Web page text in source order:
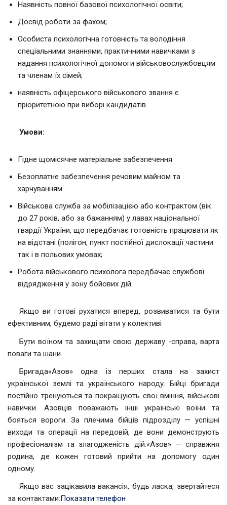
Наявність повної базової психологічної освіти;
Досвід роботи за фахом;
Особиста психологічна готовність та володіння
спеціальними знаннями, практичними навичками з
надання психологічної допомоги військовослужбовцям
та членам їх сімей;
наявність офіцерського військового звання є
пріоритетною при виборі кандидатів.
Умови:
Гідне щомісячне матеріальне забезпечення
Безоплатне забезпечення речовим майном та
харчуванням
Військова служба за мобілізацією або контрактом (вік
до 27 років, або за бажанням) у лавах національної
гвардії України, що передбачає готовність працювати як
на відстані (полігон, пункт постійної дислокації частини
так і в польових умовах;
Робота військового психолога передбачає службові
відрядження у зону бойових дій.
Якщо ви готові рухатися вперед, розвиватися та бути
ефективним, будемо раді вітати у колективі
Бути воїном та захищати свою державу -справа, варта
поваги та шани.
Бригада«Азов» одна із перших стала на захист
української землі та українського народу. Бійці бригади
постійно тренуються та покращують свої вміння, військові
навички. Азовців поважають інші українські воїни та
бояться вороги. За плечима бійців підрозділу — успішні
виходи та операції на передовій, де вони демонструють
професіоналізм та злагодженість дій.«Азов» — справжня
родина, де кожен готовий прийти на допомогу один
одному.
Якщо вас зацікавила вакансія, будь ласка, звертайтеся
за контактами:Показати телефон